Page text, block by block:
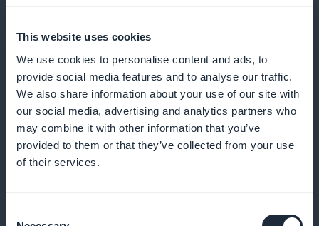
This website uses cookies
We use cookies to personalise content and ads, to
provide social media features and to analyse our traffic.
We also share information about your use of our site with
our social media, advertising and analytics partners who
may combine it with other information that you’ve
provided to them or that they’ve collected from your use
of their services.
Kampanja näkyvissä etusivulla
Lisää rekisteröitymistä houkuttelevilla widgetillä,
joissa on artikkeleita parhaista kylpyläretriiteistä ja
rauhallisimmista joogakohteista